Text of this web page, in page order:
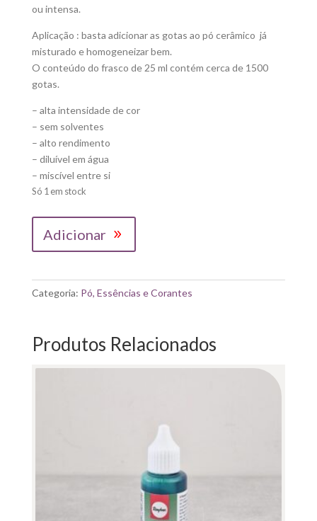
ou intensa.
Aplicação : basta adicionar as gotas ao pó cerâmico já
misturado e homogeneizar bem.
O conteúdo do frasco de 25 ml contém cerca de 1500
gotas.
– alta intensidade de cor
– sem solventes
– alto rendimento
– diluível em água
– miscível entre si
Só 1 em stock
LIQUIDO
25ML
Adicionar
Categoria: Pó, Essências e Corantes
Produtos Relacionados